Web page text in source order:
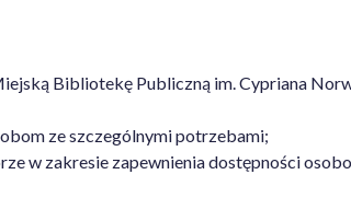
Bibliotekę Publiczną im. Cypriana
ze szczególnymi potrzebami;
w zakresie zapewnienia dostępności